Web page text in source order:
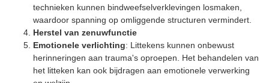
technieken kunnen bindweefselverklevingen losmaken,
waardoor spanning op omliggende structuren vermindert.
Herstel van zenuwfunctie
Emotionele verlichting: Littekens kunnen onbewust
herinneringen aan trauma's oproepen. Het behandelen van
het litteken kan ook bijdragen aan emotionele verwerking